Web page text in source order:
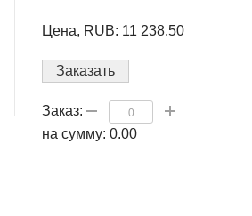
Цена, RUB: 11 238.50
Заказать
Заказ:
на сумму: 0.00